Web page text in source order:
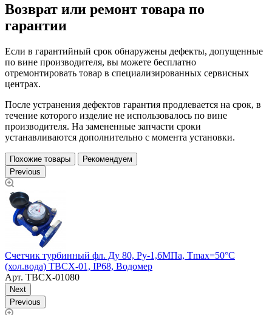
Возврат или ремонт товара по
гарантии
Если в гарантийный срок обнаружены дефекты, допущенные
по вине производителя, вы можете бесплатно
отремонтировать товар в специализированных сервисных
центрах.
После устранения дефектов гарантия продлевается на срок, в
течение которого изделие не использовалось по вине
производителя. На замененные запчасти сроки
устанавливаются дополнительно с момента установки.
Похожие товары
Рекомендуем
Previous
Счетчик турбинный фл. Ду 80, Py-1,6МПа, Тmax=50°С
(хол.вода) ТВСХ-01, IP68, Водомер
Арт. ТВСХ-01080
Next
Previous